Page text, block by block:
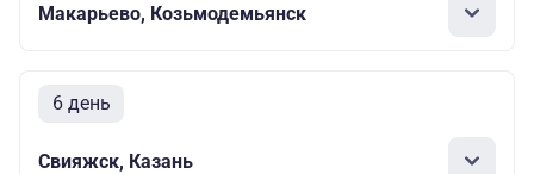
Макарьево, Козьмодемьянск
6 день
Свияжск, Казань